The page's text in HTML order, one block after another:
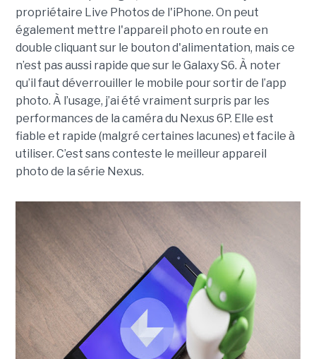
propriétaire Live Photos de l'iPhone. On peut
également mettre l'appareil photo en route en
double cliquant sur le bouton d'alimentation, mais ce
n’est pas aussi rapide que sur le Galaxy S6. À noter
qu’il faut déverrouiller le mobile pour sortir de l’app
photo. À l’usage, j’ai été vraiment surpris par les
performances de la caméra du Nexus 6P. Elle est
fiable et rapide (malgré certaines lacunes) et facile à
utiliser. C’est sans conteste le meilleur appareil
photo de la série Nexus.